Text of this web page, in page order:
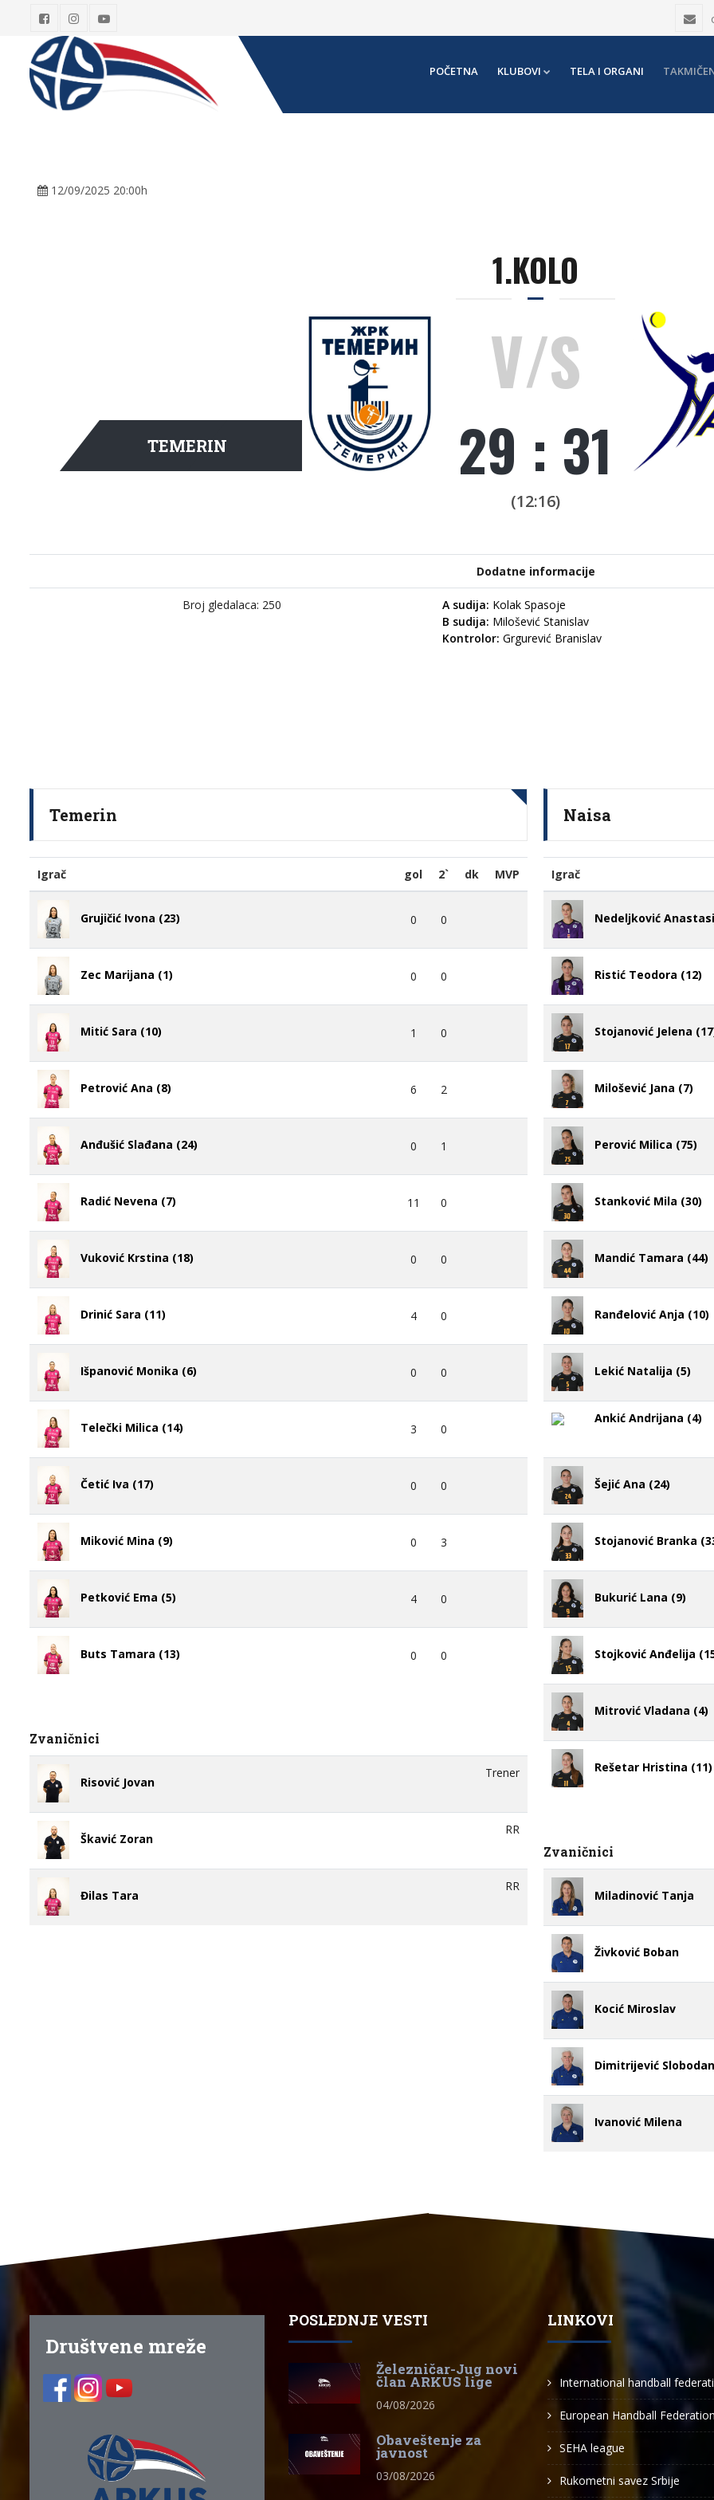
POČETNA KLUBOVI TELA I ORGANI
12/09/2025 20:00h
1.KOLO
TEMERIN
V/S
29 : 31
(12:16)
Dodatne informacije
Broj gledalaca: 250 A sudija: Kolak Spasoje
B sudija: Milošević Stanislav
Kontrolor: Grgurević Branislav
Temerin
Igrač gol 2` dk MVP
Grujičić Ivona (23) 0 0
Zec Marijana (1) 0 0
Mitić Sara (10) 1 0
Petrović Ana (8) 6 2
Anđušić Slađana (24) 0 1
Radić Nevena (7) 11 0
Vuković Krstina (18) 0 0
Drinić Sara (11) 4 0
Išpanović Monika (6) 0 0
Telečki Milica (14) 3 0
Četić Iva (17) 0 0
Miković Mina (9) 0 3
Petković Ema (5) 4 0
Buts Tamara (13) 0 0
Zvaničnici
Risović Jovan
Trener
Škavić Zoran
RR
Đilas Tara
RR
Naisa
Igrač
Nedeljković
Ristić Teodora (12)
Stojanović Jelena
Milošević Jana (7)
Perović Milica (75)
Stanković Mila (30)
Mandić Tamara (44)
Ranđelović Anja (10)
Lekić Natalija (5)
Ankić Andrijana (4)
Šejić Ana (24)
Stojanović Branka
Bukurić Lana (9)
Stojković Anđelija
Mitrović Vladana (4)
Rešetar Hristina (11)
Zvaničnici
Miladinović Tanja
Živković Boban
Kocić Miroslav
Dimitrijević Slobodan
Ivanović Milena
Društvene mreže
POSLEDNJE VESTI
Železničar-Jug novi
član ARKUS lige
04/08/2026
Obaveštenje za
javnost
03/08/2026
LINKOVI
International handball
European Handball Federation
SEHA league
Rukometni savez Srbije